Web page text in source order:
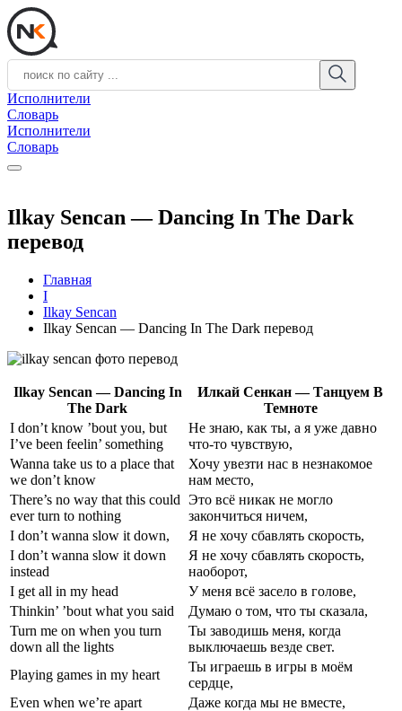
Исполнители
Словарь
Исполнители
Словарь
Ilkay Sencan — Dancing In The Dark
перевод
Главная
I
Ilkay Sencan
Ilkay Sencan — Dancing In The Dark перевод
Ilkay Sencan — Dancing In
The Dark
Илкай Сенкан — Танцуем В
Темноте
I don’t know ’bout you, but
I’ve been feelin’ something
Не знаю, как ты, а я уже давно
что-то чувствую,
Wanna take us to a place that
we don’t know
Хочу увезти нас в незнакомое
нам место,
There’s no way that this could
ever turn to nothing
Это всё никак не могло
закончиться ничем,
I don’t wanna slow it down,
Я не хочу сбавлять скорость,
I don’t wanna slow it down
instead
Я не хочу сбавлять скорость,
наоборот,
I get all in my head
У меня всё засело в голове,
Thinkin’ ’bout what you said
Думаю о том, что ты сказала,
Turn me on when you turn
down all the lights
Ты заводишь меня, когда
выключаешь везде свет.
Playing games in my heart
Ты играешь в игры в моём
сердце,
Even when we’re apart
Даже когда мы не вместе,